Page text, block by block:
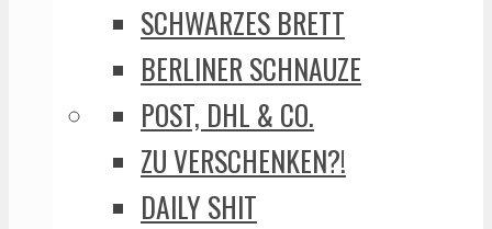
SCHWARZES BRETT
BERLINER SCHNAUZE
POST, DHL & CO.
ZU VERSCHENKEN?!
DAILY SHIT